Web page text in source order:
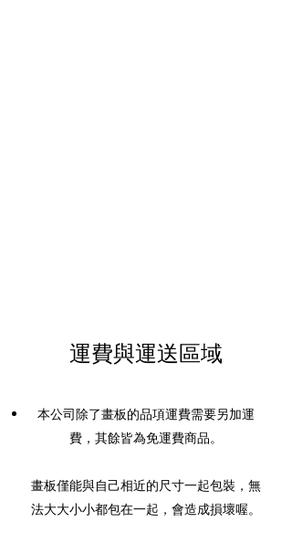
運費與運送區域
本公司除了畫板的品項運費需要另加運
費，其餘皆為免運費商品。
畫板僅能與自己相近的尺寸一起包裝，無
法大大小小都包在一起，會造成損壞喔。